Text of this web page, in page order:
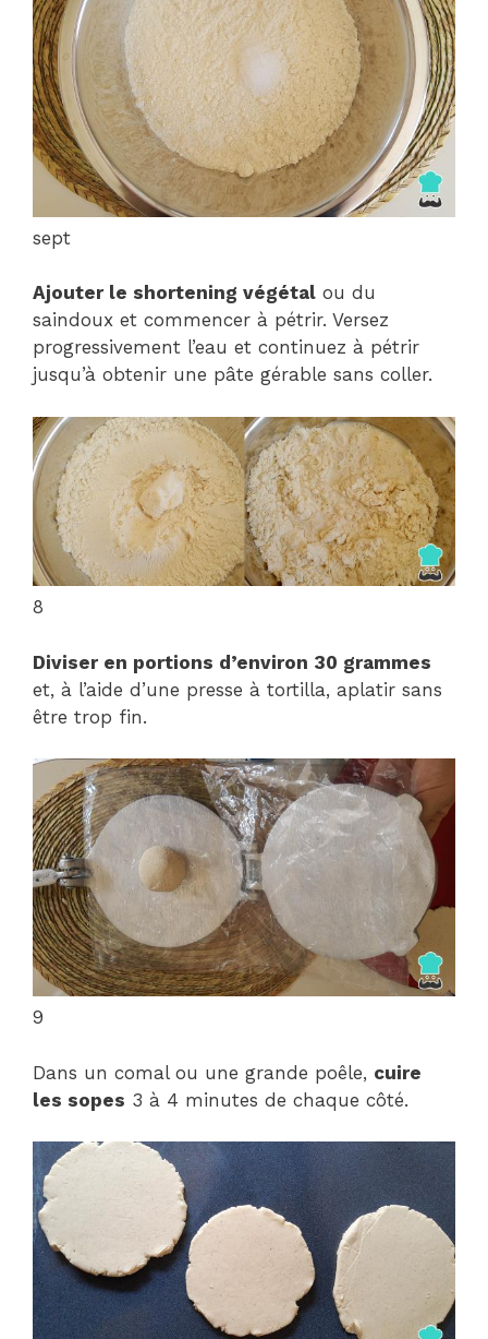
sept
Ajouter le shortening végétal ou du
saindoux et commencer à pétrir. Versez
progressivement l’eau et continuez à pétrir
jusqu’à obtenir une pâte gérable sans coller.
8
Diviser en portions d’environ 30 grammes
et, à l’aide d’une presse à tortilla, aplatir sans
être trop fin.
9
Dans un comal ou une grande poêle, cuire
les sopes 3 à 4 minutes de chaque côté.